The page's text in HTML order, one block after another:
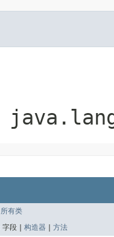
所有类
字段 | 构造器 方法